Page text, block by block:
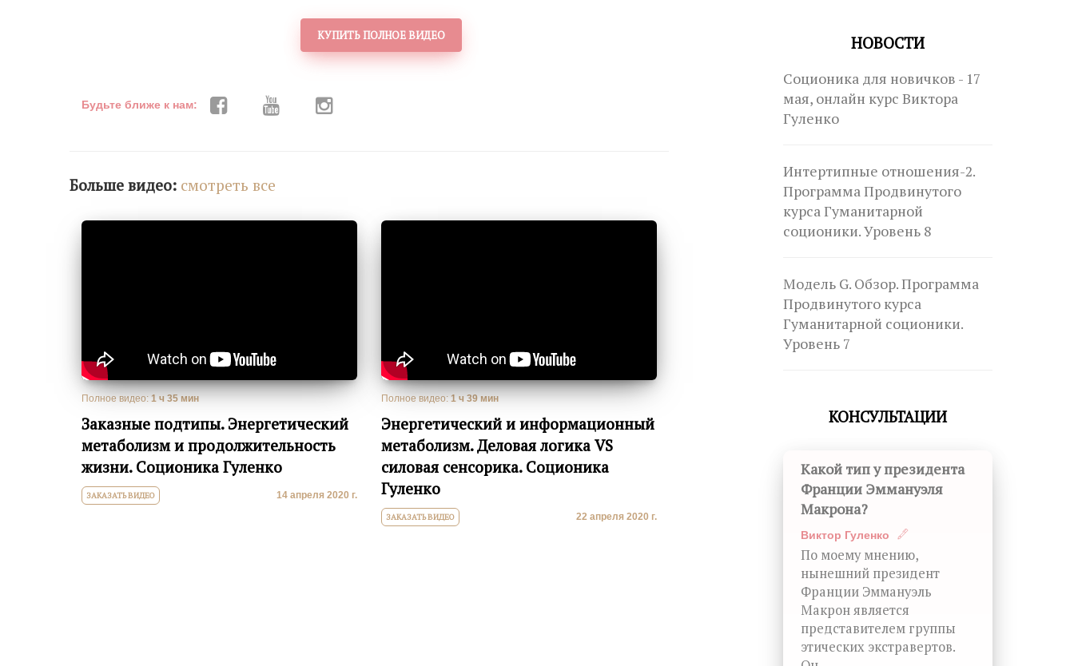
КУПИТЬ ПОЛНОЕ ВИДЕО
Будьте ближе к нам:
Больше видео: cмотреть все
Полное видео: 1 ч 35 мин
Заказные подтипы. Энергетический
метаболизм и продолжительность
жизни. Соционика Гуленко
ЗАКАЗАТЬ ВИДЕО 14 апреля 2020 г.
Полное видео: 1 ч 39 мин
Энергетический и информационный
метаболизм. Деловая логика VS
силовая сенсорика. Соционика
Гуленко
ЗАКАЗАТЬ ВИДЕО 22 апреля 2020 г.
НОВОСТИ
Соционика для новичков - 17
мая, онлайн курс Виктора
Гуленко
Интертипные отношения-2.
Программа Продвинутого
курса Гуманитарной
соционики. Уровень 8
Модель G. Обзор. Программа
Продвинутого курса
Гуманитарной соционики.
Уровень 7
КОНСУЛЬТАЦИИ
Какой тип у президента
Франции Эммануэля
Макрона?
Виктор Гуленко
По моему мнению,
нынешний президент
Франции Эммануэль
Макрон является
представителем группы
этических экстравертов.